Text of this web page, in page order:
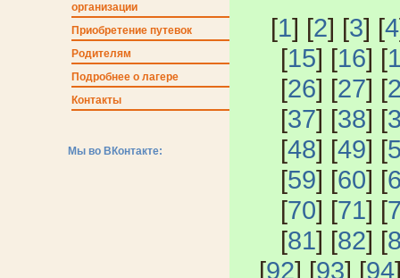
организации
Приобретение путевок
Родителям
Подробнее о лагере
Контакты
Мы во ВКонтакте:
[1] [2] [3] [4
[15] [16] [
[26] [27] [
[37] [38] [
[48] [49] [
[59] [60] [
[70] [71] [
[81] [82] [
[92] [93] [94